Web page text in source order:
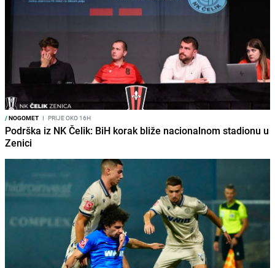
/NOGOMET I PRIJE OKO 16H
Podrška iz NK Čelik: BiH korak bliže nacionalnom stadionu u
Zenici